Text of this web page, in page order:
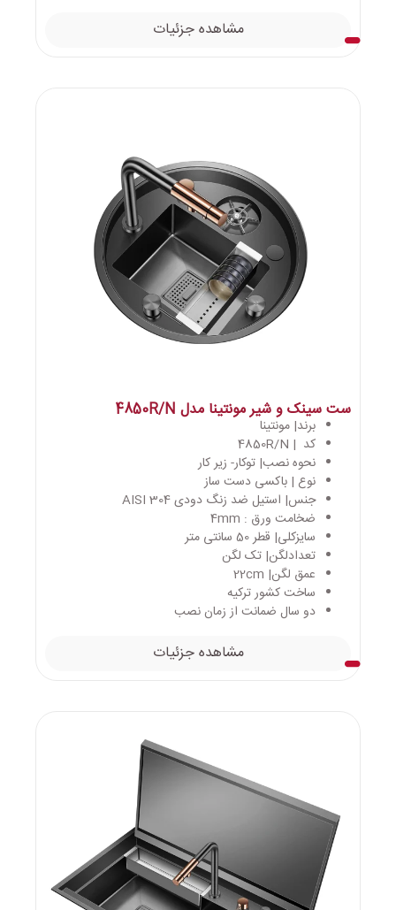
مشاهده جزئیات
ست سینک و شیر مونتینا مدل 4850R/N
برند| مونتینا
کد | 4850R/N
نحوه نصب| توکار- زیر کار
نوع | باکسی دست ساز
جنس| استیل ضد زنگ دودی AISI 304
ضخامت ورق : 4mm
سایزکلی| قطر 50 سانتی متر
تعدادلگن| تک لگن
عمق لگن| 22cm
ساخت کشور ترکیه
دو سال ضمانت از زمان نصب
مشاهده جزئیات